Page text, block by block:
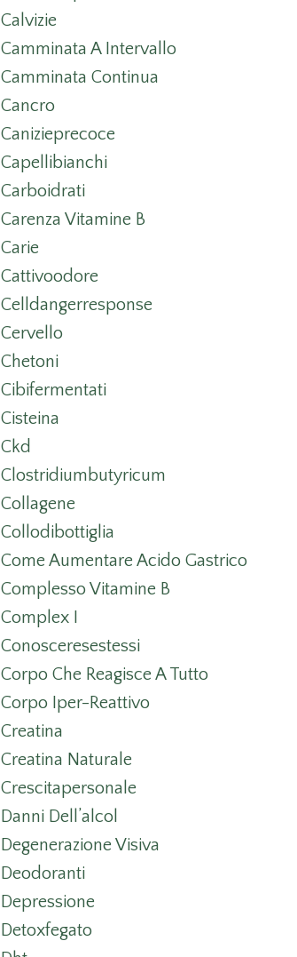
Calvizie
Camminata A Intervallo
Camminata Continua
Cancro
Canizieprecoce
Capellibianchi
Carboidrati
Carenza Vitamine B
Carie
Cattivoodore
Celldangerresponse
Cervello
Chetoni
Cibifermentati
Cisteina
Ckd
Clostridiumbutyricum
Collagene
Collodibottiglia
Come Aumentare Acido Gastrico
Complesso Vitamine B
Complex I
Conosceresestessi
Corpo Che Reagisce A Tutto
Corpo Iper-Reattivo
Creatina
Creatina Naturale
Crescitapersonale
Danni Dell’alcol
Degenerazione Visiva
Deodoranti
Depressione
Detoxfegato